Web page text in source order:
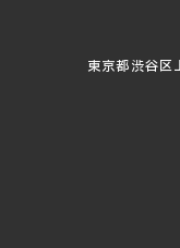
東京都渋谷